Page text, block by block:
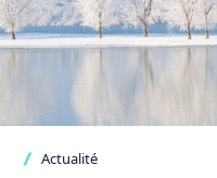
Actualité